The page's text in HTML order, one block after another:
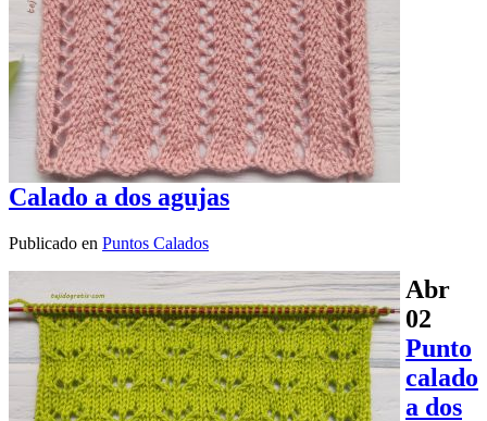
Calado a dos agujas
Publicado en Puntos Calados
Abr
02
Punto
calado
a dos